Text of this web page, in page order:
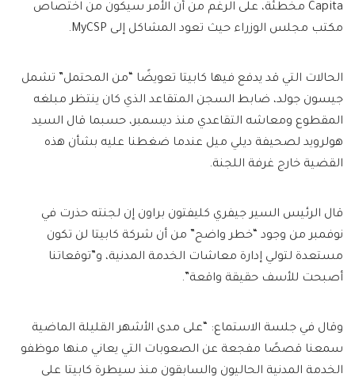
Capita مخطئة، على الرغم من أن الأمر سيكون من اختصاص
مكتب مجلس الوزراء حيث تعود المشاكل إلى MyCSP.
الحالات التي قد يدفع فيها كابيتا تعويضًا “من المحتمل” تشمل
جيسون جولد، ضابط السجن المتقاعد الذي كان ينتظر مبلغه
المقطوع ومعاشه التقاعدي منذ ديسمبر، حسبما قال السيد
هولرويد لصحيفة ديلي ميل عندما ضغطنا عليه بشأن هذه
القضية خارج غرفة اللجنة.
قال الرئيس السير جيفري كليفتون براون إن لجنته حذرت في
نوفمبر من وجود “خطر واضح” من أن شركة كابيتا لن تكون
مستعدة لتولي إدارة معاشات الخدمة المدنية، و”توقعاتنا
أصبحت للأسف حقيقة واقعة”.
وقال في جلسة الاستماع: “على مدى الأشهر القليلة الماضية
سمعنا قصصًا مفجعة عن الصعوبات التي يعاني منها موظفو
الخدمة المدنية الحاليون والسابقون منذ سيطرة كابيتا على